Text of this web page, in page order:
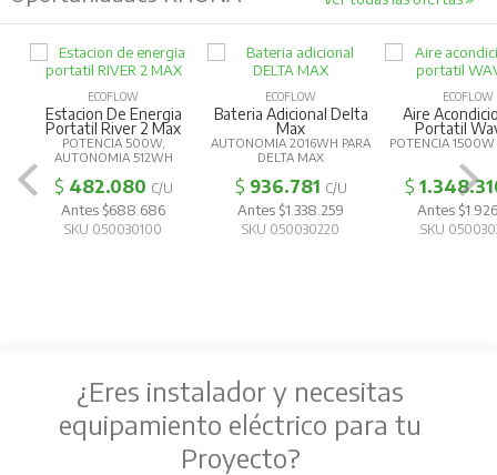
ECOFLOW
Estacion De Energia
Portatil River 2 Max
POTENCIA 500W,
AUTONOMIA 512WH
$ 482.080 C/U
Antes $688.686
SKU 050030100
ECOFLOW
Bateria Adicional Delta
Max
AUTONOMIA 2016WH PARA
DELTA MAX
$ 936.781 C/U
Antes $1.338.259
SKU 050030220
ECOFLOW
Aire
Portatil
POTENCIA
$
Antes
SKU
¿Eres instalador y necesitas
equipamiento eléctrico para tu
Proyecto?